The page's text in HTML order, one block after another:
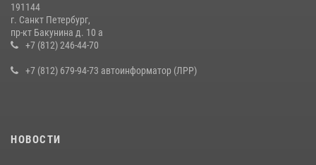
191144
г. Санкт Петербург,
пр-кт Бакунина д. 10 а
+7 (812) 246-44-70
+7 (812) 679-94-73 автоинформатор (ЛРР)
НОВОСТИ